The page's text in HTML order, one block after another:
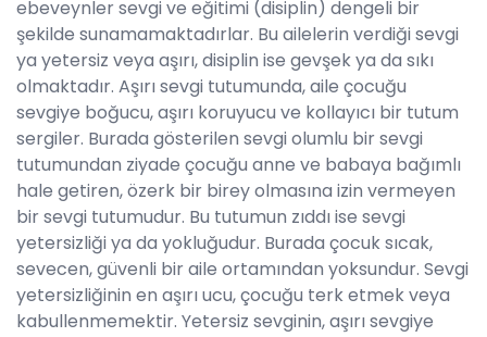
ebeveynler sevgi ve eğitimi (disiplin) dengeli bir
şekilde sunamamaktadırlar. Bu ailelerin verdiği sevgi
ya yetersiz veya aşırı, disiplin ise gevşek ya da sıkı
olmaktadır. Aşırı sevgi tutumunda, aile çocuğu
sevgiye boğucu, aşırı koruyucu ve kollayıcı bir tutum
sergiler. Burada gösterilen sevgi olumlu bir sevgi
tutumundan ziyade çocuğu anne ve babaya bağımlı
hale getiren, özerk bir birey olmasına izin vermeyen
bir sevgi tutumudur. Bu tutumun zıddı ise sevgi
yetersizliği ya da yokluğudur. Burada çocuk sıcak,
sevecen, güvenli bir aile ortamından yoksundur. Sevgi
yetersizliğinin en aşırı ucu, çocuğu terk etmek veya
kabullenmemektir. Yetersiz sevginin, aşırı sevgiye